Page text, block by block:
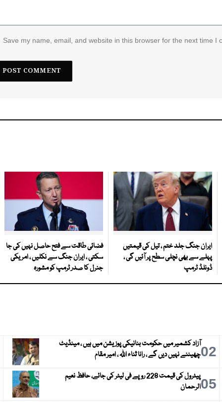
Save my name, email, and website in this browser for the next time I
ایران جنگ جلد ختم ، تیل کی قیمتیں
پہلے سے بھی نچلی سطح پر آئیں گی ،
ڈونلڈ ٹرمپ
فضائی طاقت سے فتح حاصل نہیں کی جا
سکتی ، ایران جنگ سے نکلیں ، امریکی
جنرل کا صدر ٹرمپ کو مشورہ
02آزاد کشمیر میں حکومت بنانیکی پوزیشن میں ہیں ، مینڈیٹ
چھیننے نہیں دیں گے ، رانا ثناء اللہ ، امیر مقام
05
پیٹرول کی قیمت 228 روپے فی لیٹر کی جائے، حافظ نعیم
الرحمان